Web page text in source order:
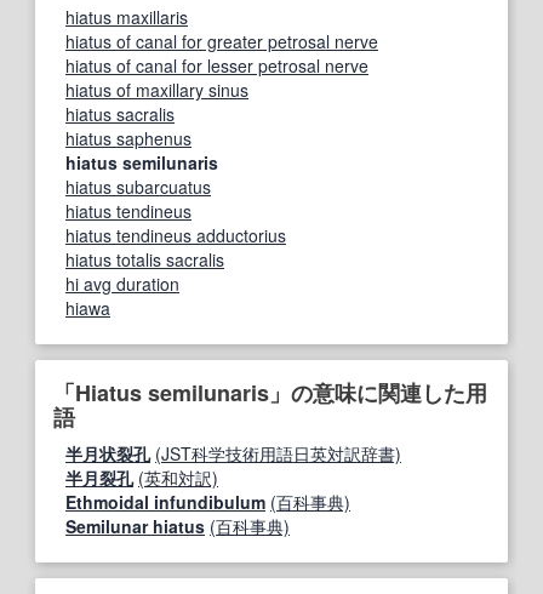
hiatus maxillaris
hiatus of canal for greater petrosal nerve
hiatus of canal for lesser petrosal nerve
hiatus of maxillary sinus
hiatus sacralis
hiatus saphenus
hiatus semilunaris
hiatus subarcuatus
hiatus tendineus
hiatus tendineus adductorius
hiatus totalis sacralis
hi avg duration
hiawa
「Hiatus semilunaris」の意味に関連した用
語
半月状裂孔 (JST科学技術用語日英対訳辞書)
半月裂孔 (英和対訳)
Ethmoidal infundibulum (百科事典)
Semilunar hiatus (百科事典)